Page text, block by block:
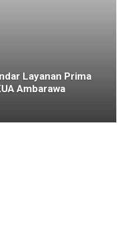
Layanan Prima
Ambarawa